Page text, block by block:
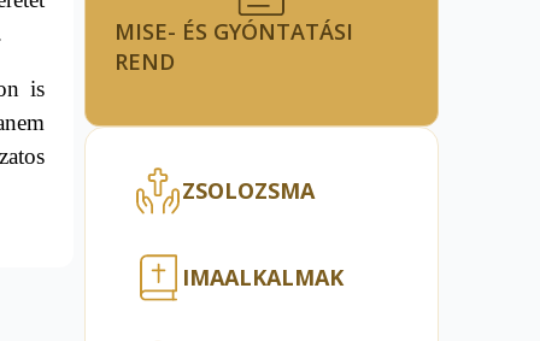
is
MISE- ÉS GYÓNTATÁSI
REND
ZSOLOZSMA
IMAALKALMAK